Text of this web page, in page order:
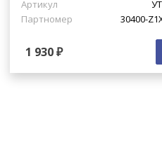
Артикул
Партномер
30400-
1 930 ₽